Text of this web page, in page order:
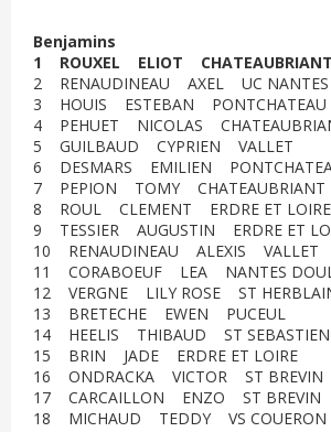
Benjamins
1 ROUXEL ELIOT CHATEAUBRIANT
2 RENAUDINEAU AXEL UC NANTES
3 HOUIS ESTEBAN PONTCHATEAU
4 PEHUET NICOLAS
5 GUILBAUD CYPRIEN VALLET
6 DESMARS EMILIEN
7 PEPION TOMY CHATEAUBRIANT
8 ROUL CLEMENT ERDRE ET LOIRE
9 TESSIER AUGUSTIN ERDRE ET
10 RENAUDINEAU ALEXIS VALLET
11 CORABOEUF LEA NANTES
12 VERGNE LILY ROSE ST
13 BRETECHE EWEN PUCEUL
14 HEELIS THIBAUD ST SEBASTIEN
15 BRIN JADE ERDRE ET LOIRE
16 ONDRACKA VICTOR ST BREVIN
17 CARCAILLON ENZO ST BREVIN
18 MICHAUD TEDDY VS COUERON